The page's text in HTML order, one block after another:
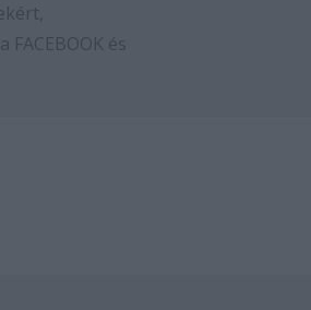
FACEBOOK és